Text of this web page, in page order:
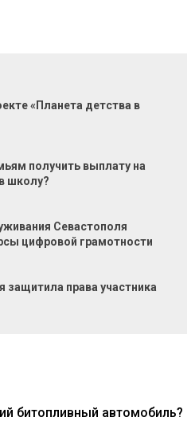
«Планета детства в
получить выплату на
школу?
Севастополя
цифровой грамотности
защитила права участника
битопливный автомобиль?